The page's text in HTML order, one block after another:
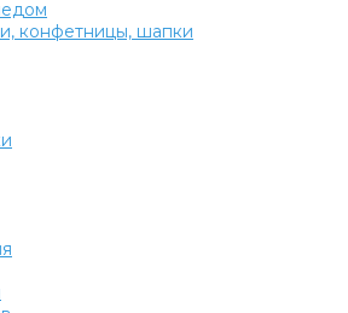
конфетницы, шапки